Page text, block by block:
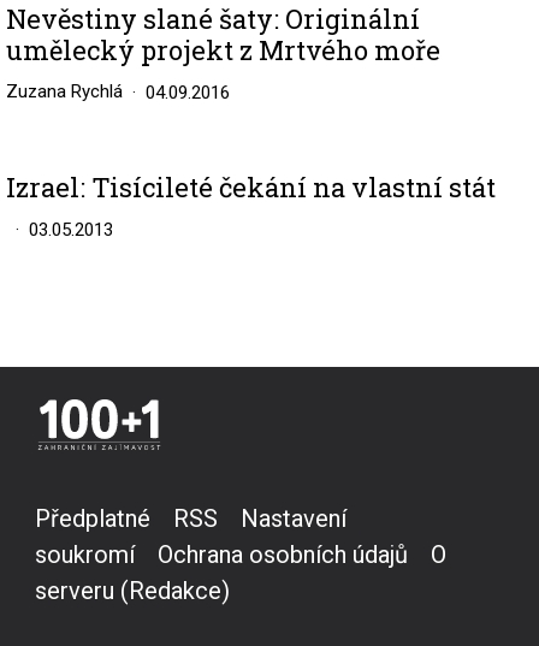
Nevěstiny slané šaty: Originální
umělecký projekt z Mrtvého moře
Zuzana Rychlá 04.09.2016
Izrael: Tisícileté čekání na vlastní stát
03.05.2013
Předplatné RSS
Nastavení
soukromí
Ochrana osobních údajů
O
serveru (Redakce)